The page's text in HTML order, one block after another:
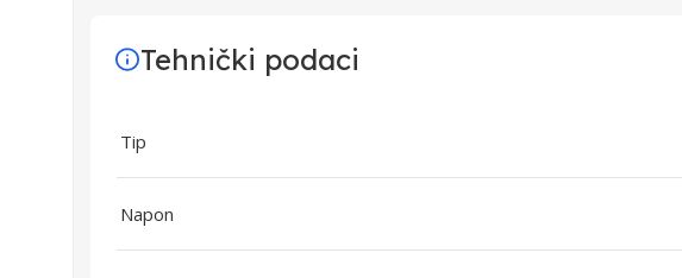
Tehnički podaci
Tip
Napon